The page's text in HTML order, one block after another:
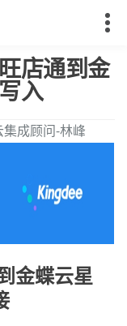
店通到金
入
成顾问-林峰
金蝶云星